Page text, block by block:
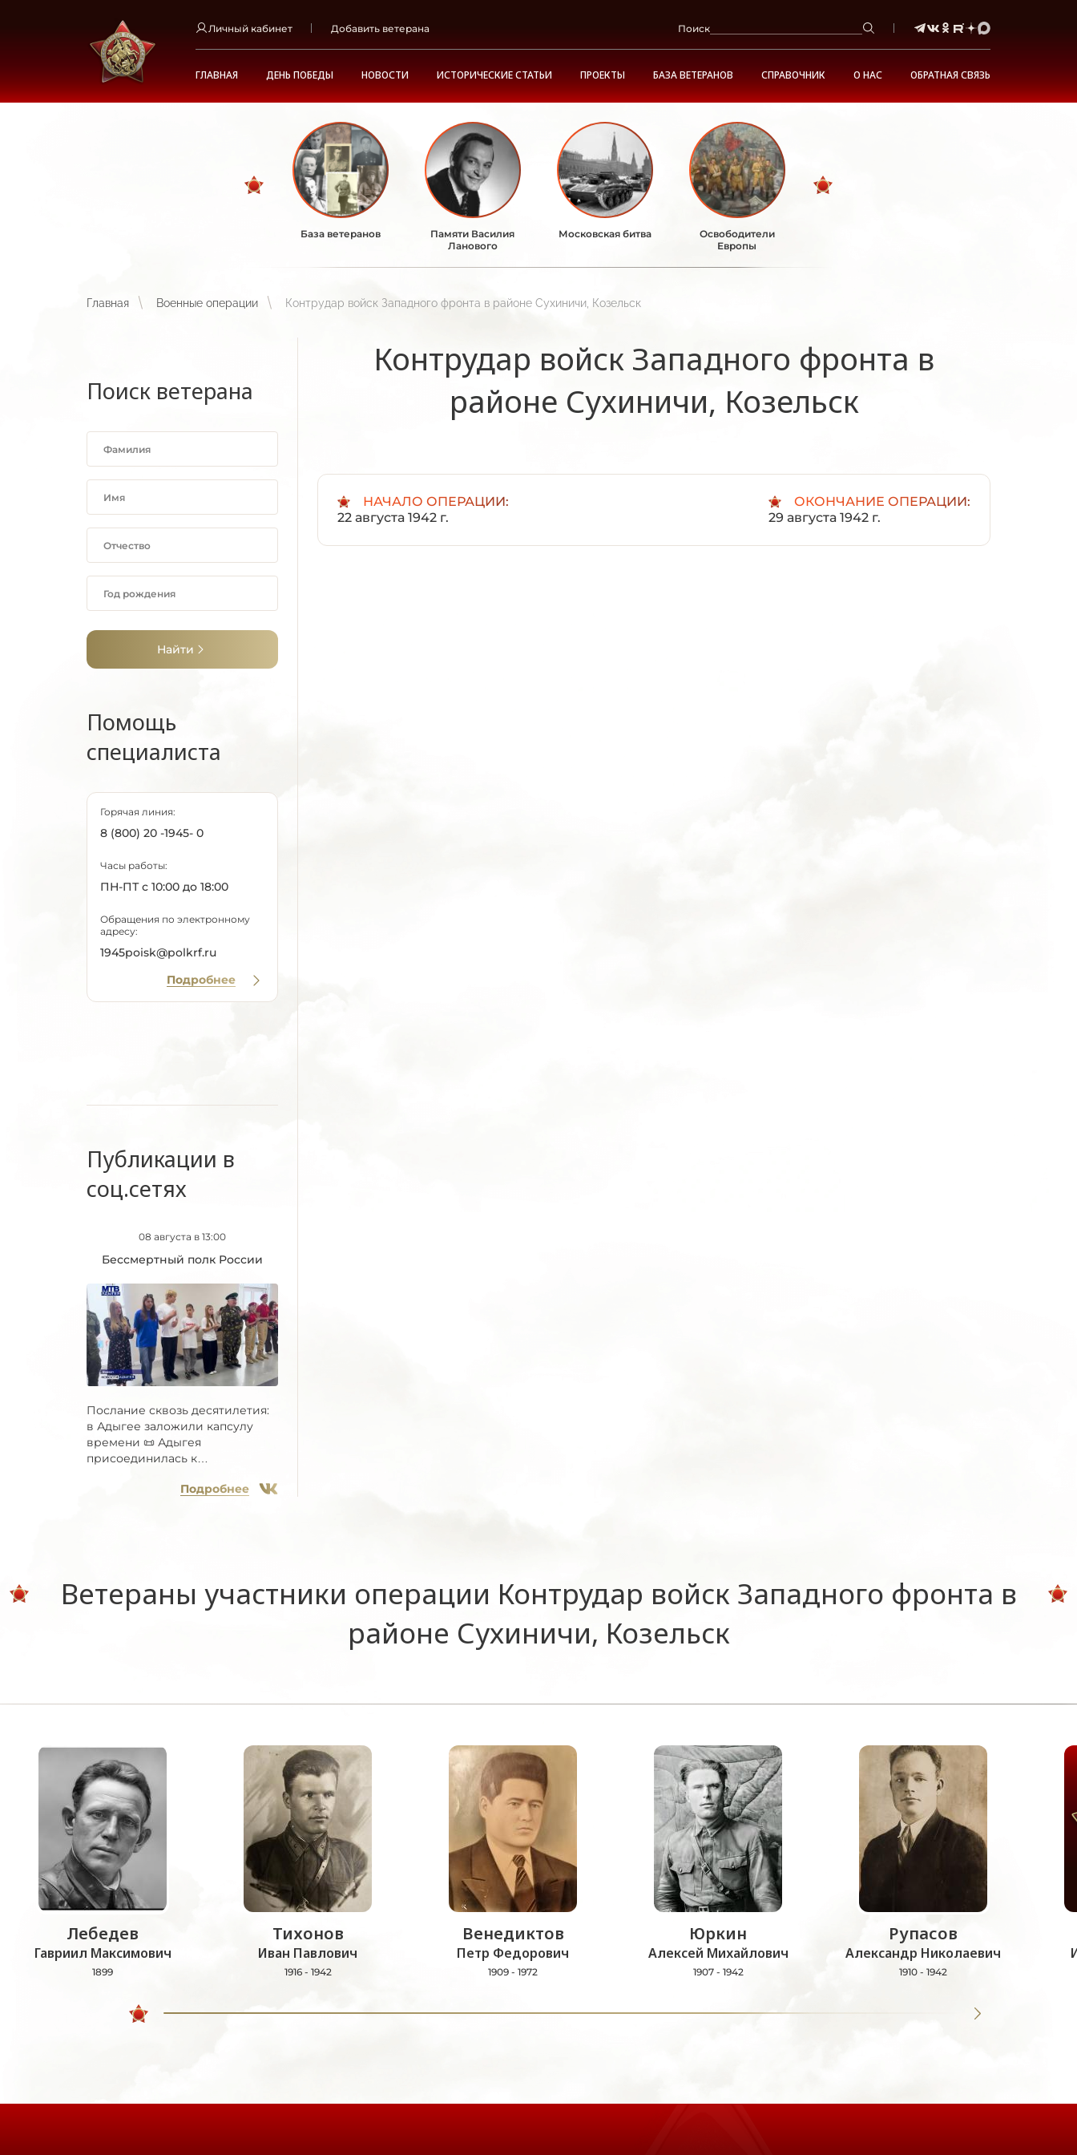
Личный кабинет Добавить ветерана Поиск
ГЛАВНАЯ ДЕНЬ ПОБЕДЫ НОВОСТИ ИСТОРИЧЕСКИЕ СТАТЬИ ПРОЕКТЫ БАЗА ВЕТЕРАНОВ СПРАВОЧНИК О НАС ОБРАТНАЯ СВЯЗЬ
База ветеранов
Памяти Василия
Ланового
Московская битва
Освободители
Европы
Главная Военные операции Контрудар войск Западного фронта в районе Сухиничи, Козельск
Поиск ветерана
Найти
Помощь
специалиста
Горячая линия:
8 (800) 20 -1945- 0
Часы работы:
ПН-ПТ с 10:00 до 18:00
Обращения по электронному
адресу:
1945poisk@polkrf.ru
Подробнее
Публикации в
соц.сетях
08 августа в 13:00
Бессмертный полк России
Послание сквозь десятилетия:
в Адыгее заложили капсулу
времени 📜 Адыгея
присоединилась к
Подробнее
Контрудар войск Западного фронта в
районе Сухиничи, Козельск
НАЧАЛО ОПЕРАЦИИ:
22 августа 1942 г.
ОКОНЧАНИЕ ОПЕРАЦИИ:
29 августа 1942 г.
Ветераны участники операции Контрудар войск Западного фронта в
районе Сухиничи, Козельск
Лебедев
Гавриил Максимович
1899
Тихонов
Иван Павлович
1916 - 1942
Венедиктов
Петр Федорович
1909 - 1972
Юркин
Алексей Михайлович
1907 - 1942
Рупасов
Александр Николаевич
1910 - 1942